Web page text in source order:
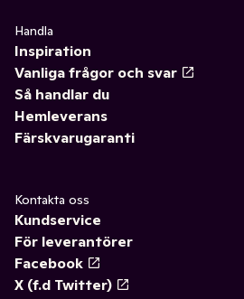
Handla
Inspiration
Vanliga frågor och svar
Så handlar du
Hemleverans
Färskvarugaranti
Kontakta oss
Kundservice
För leverantörer
Facebook
X (f.d Twitter)